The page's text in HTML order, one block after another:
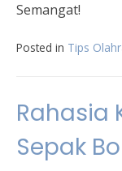
Semangat!
Posted in Tips
Rahasia
Sepak